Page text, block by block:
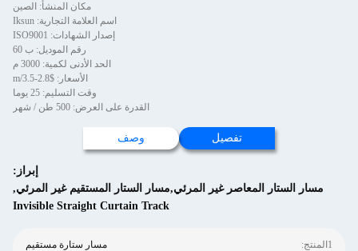
مكان المنشأ: الصين
اسم العلامة التجارية: Iksun
إصدار الشهادات: ISO9001
رقم الموديل: ب 60
الحد الأدنى لكمية: 3000 م
الأسعار: $2.8-3.5/m
وقت التسليم: 25 يوما
القدرة على العرض: 500 طن / شهر
تفصيل وصف
إبراز:
مسار الستار المعاصر غير المرئي,مسار الستار المستقيم غير المرئي,
Invisible Straight Curtain Track
1المنتج: مسار ستارة مستقيم